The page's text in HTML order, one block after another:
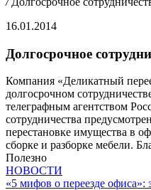
16.01.2014
Долгосрочное
Компания «Деликатный
долгосрочном
телеграфным агентством
сотрудничества
перестановке имущества в
сборке и разборке мебели.
Полезно
НОВОСТИ
«5 мифов о переезде офиса»: